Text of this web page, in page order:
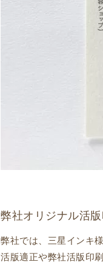
弊社オリジナル活
弊社では、三星インキ
活版適正や弊社活版印